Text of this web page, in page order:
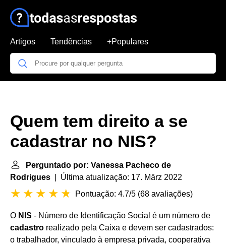
Artigos Tendências +Populares
Quem tem direito a se
cadastrar no NIS?
Perguntado por: Vanessa Pacheco de
Rodrigues | Última atualização: 17. März 2022
Pontuação: 4.7/5 (68 avaliações)
O NIS - Número de Identificação Social é um número de
cadastro realizado pela Caixa e devem ser cadastrados:
o trabalhador, vinculado à empresa privada, cooperativa